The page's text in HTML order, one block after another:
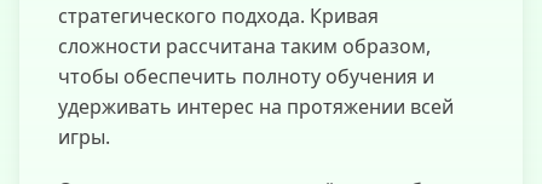
стратегического подхода. Кривая
сложности рассчитана таким образом,
чтобы обеспечить полноту обучения и
удерживать интерес на протяжении всей
игры.